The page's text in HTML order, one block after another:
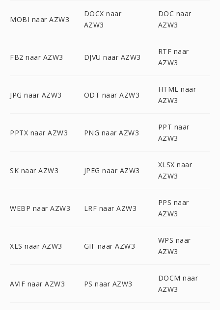
MOBI naar AZW3
DOCX naar
AZW3
DOC naar
AZW3
FB2 naar AZW3 DJVU naar AZW3
RTF naar
AZW3
JPG naar AZW3 ODT naar AZW3
HTML naar
AZW3
PPTX naar AZW3 PNG naar AZW3
PPT naar
AZW3
SK naar AZW3 JPEG naar AZW3
XLSX naar
AZW3
WEBP naar AZW3 LRF naar AZW3
PPS naar
AZW3
XLS naar AZW3 GIF naar AZW3
WPS naar
AZW3
AVIF naar AZW3 PS naar AZW3
DOCM naar
AZW3